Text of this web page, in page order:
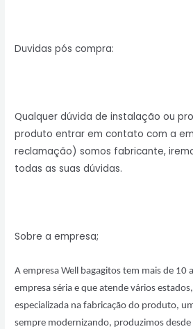
Duvidas pós compra:
Qualquer dúvida de instalação ou
produto entrar em contato com a
reclamação) somos fabricante,
todas as suas dúvidas.
Sobre a empresa;
A empresa Well bagagitos tem mais de 10
empresa séria e que atende vários
especializada na fabricação do produto,
sempre modernizando, produzimos